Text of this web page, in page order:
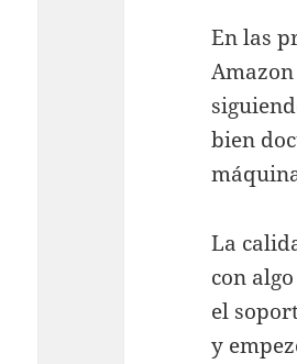
En las
bien
La
con
el
y